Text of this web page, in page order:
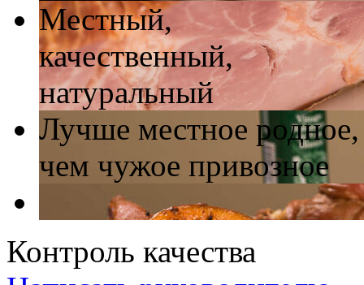
Местный,
качественный,
натуральный
Лучше местное родное,
чем чужое привозное
Контроль качества